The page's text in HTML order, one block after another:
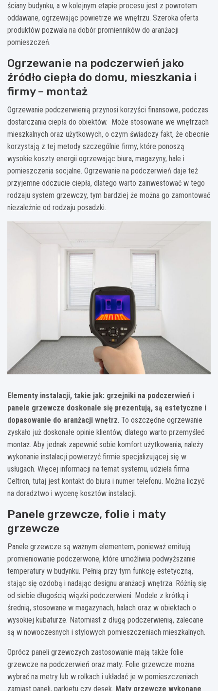
ściany budynku, a w kolejnym etapie procesu jest z powrotem
oddawane, ogrzewając powietrze we wnętrzu. Szeroka oferta
produktów pozwala na dobór promienników do aranżacji
pomieszczeń.
Ogrzewanie na podczerwień jako
źródło ciepła do domu, mieszkania i
firmy – montaż
Ogrzewanie podczerwienią przynosi korzyści finansowe, podczas
dostarczania ciepła do obiektów. Może stosowane we wnętrzach
mieszkalnych oraz użytkowych, o czym świadczy fakt, że obecnie
korzystają z tej metody szczególnie firmy, które ponoszą
wysokie koszty energii ogrzewając biura, magazyny, hale i
pomieszczenia socjalne. Ogrzewanie na podczerwień daje też
przyjemne odczucie ciepła, dlatego warto zainwestować w tego
rodzaju system grzewczy, tym bardziej że można go zamontować
niezależnie od rodzaju posadzki.
Elementy instalacji, takie jak: grzejniki na podczerwień i
panele grzewcze doskonale się prezentują, są estetyczne i
dopasowanie do aranżacji wnętrz. To oszczędne ogrzewanie
zyskało już doskonałe opinie klientów, dlatego warto przemyśleć
montaż. Aby jednak zapewnić sobie komfort użytkowania, należy
wykonanie instalacji powierzyć firmie specjalizującej się w
usługach. Więcej informacji na temat systemu, udziela firma
Celtron, tutaj jest kontakt do biura i numer telefonu. Można liczyć
na doradztwo i wycenę kosztów instalacji.
Panele grzewcze, folie i maty
grzewcze
Panele grzewcze są ważnym elementem, ponieważ emitują
promieniowanie podczerwone, które umożliwia podwyższanie
temperatury w budynku. Pełnią przy tym funkcję estetyczną,
stając się ozdobą i nadając designu aranżacji wnętrza. Różnią się
od siebie długością wiązki podczerwieni. Modele z krótką i
średnią, stosowane w magazynach, halach oraz w obiektach o
wysokiej kubaturze. Natomiast z długą podczerwienią, zalecane
są w nowoczesnych i stylowych pomieszczeniach mieszkalnych.
Oprócz paneli grzewczych zastosowanie mają także folie
grzewcze na podczerwień oraz maty. Folie grzewcze można
wybrać na metry lub w rolkach i układać je w pomieszczeniach
zamiast paneli, parkietu czy desek. Maty grzewcze wykonane